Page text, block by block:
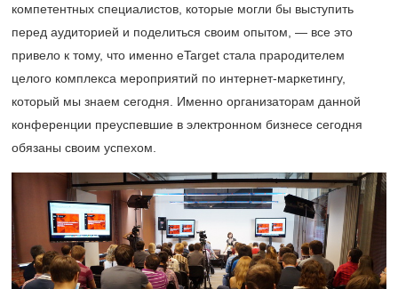
компетентных специалистов, которые могли бы выступить
перед аудиторией и поделиться своим опытом, — все это
привело к тому, что именно eTarget стала прародителем
целого комплекса мероприятий по интернет-маркетингу,
который мы знаем сегодня. Именно организаторам данной
конференции преуспевшие в электронном бизнесе сегодня
обязаны своим успехом.